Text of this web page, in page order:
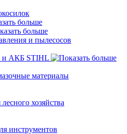
и пылесосов
и АКБ STIHL
материалы
хозяйства
инструментов